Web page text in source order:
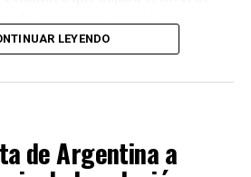
Brasilia (Daniel Raimondi) se
de Brasil visitó, previo
a Cristina Kirchner en su
hubo de nuestra parte ningún
LEYENDO
de Argentina a